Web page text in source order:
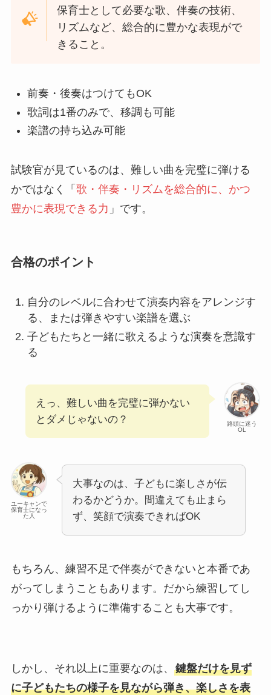
保育士として必要な歌、伴奏の技術、
リズムなど、総合的に豊かな表現がで
きること。
前奏・後奏はつけてもOK
歌詞は1番のみで、移調も可能
楽譜の持ち込み可能
試験官が見ているのは、難しい曲を完璧に弾ける
かではなく「 歌・伴奏・リズムを総合的に、かつ
豊かに表現できる力 」です。
合格のポイント
自分のレベルに合わせて演奏内容をアレンジす
る、または弾きやすい楽譜を選ぶ
子どもたちと一緒に歌えるような演奏を意識す
る
路頭に迷う
OL
えっ、難しい曲を完璧に弾かない
とダメじゃないの？
ユーキャンで
保育士になっ
た人
大事なのは、子どもに楽しさが伝
わるかどうか。間違えても止まら
ず、笑顔で演奏できればOK
もちろん、練習不足で伴奏ができないと本番であ
がってしまうこともあります。だから練習してし
っかり弾けるように準備することも大事です。
しかし、それ以上に重要なのは、 鍵盤だけを見ず
に子どもたちの様子を見ながら弾き、楽しさを表